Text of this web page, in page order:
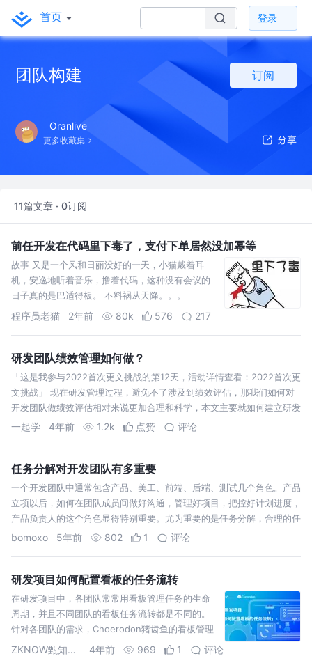
首页 登录
团队构建 订阅
Oranlive
更多收藏集
11篇文章 · 0订阅
前任开发在代码里下毒了，支付下单居然没加幂等
故事 又是一个风和日丽没好的一天，小猫戴着耳
机，安逸地听着音乐，撸着代码，这种没有会议的
日子真的是巴适得板。 不料祸从天降。。。
程序员老猫 2年前 80k 576 217
研发团队绩效管理如何做？
「这是我参与2022首次更文挑战的第12天，活动详情查看：2022首次更
文挑战」 现在研发管理过程，避免不了涉及到绩效评估，那我们如何对
开发团队做绩效评估相对来说更加合理和科学，本文主要就如何建立研发
一起学 4年前 1.2k 点赞 评论
任务分解对开发团队有多重要
一个开发团队中通常包含产品、美工、前端、后端、测试几个角色。产品
立项以后，如何在团队成员间做好沟通，管理好项目，把控好计划进度，
产品负责人的这个角色显得特别重要。尤为重要的是任务分解，合理的任
务分解对
bomoxo 5年前 802 1 评论
研发项目如何配置看板的任务流转
在研发项目中，各团队常常用看板管理任务的生命
周期，并且不同团队的看板任务流转都是不同的。
针对各团队的需求，Choerodon猪齿鱼的看板管理
引入「状态机」功能。
ZKNOW甄知科技 4年前 969 1 评论